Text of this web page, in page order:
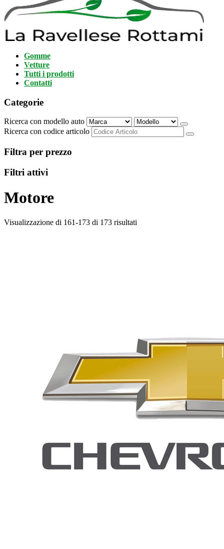
Gomme
Vetture
Tutti i prodotti
Contatti
Categorie
Ricerca con modello auto
Ricerca con codice articolo
Filtra per prezzo
Filtri attivi
Motore
Visualizzazione di 161-173 di 173 risultati